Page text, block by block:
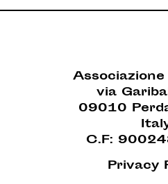
via
09010
C.F:
Privacy